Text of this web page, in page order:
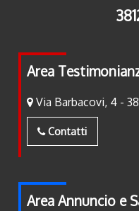
Area
Via Barbacovi, 4 -
Contatti
Area Annuncio e